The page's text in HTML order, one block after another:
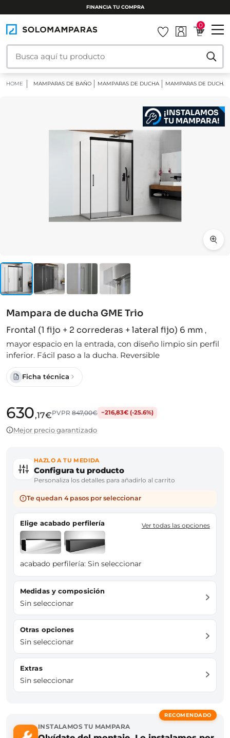
FINANCIA TU COMPRA
0
HOME MAMPARAS DE BAÑO MAMPARAS DE DUCHA MAMPARAS DE DUCHA
¡INSTALAMOS
TU MAMPARA!
Mampara de ducha GME Trio
Frontal (1 fijo + 2 correderas + lateral fijo) 6 mm ,
mayor espacio en la entrada, con diseño limpio sin perfil
inferior. Fácil paso a la ducha. Reversible
Ficha técnica
630,17€PVPR847,00€ −216,83€ (-25.6%)
Mejor precio garantizado
HAZLO A TU MEDIDA
Configura tu producto
Personaliza los detalles para añadirlo al carrito
Te quedan 4 pasos por seleccionar
Elige acabado perfilería Ver todas las opciones
acabado perfilería: Sin seleccionar
Medidas y composición
Sin seleccionar
Otras opciones
Sin seleccionar
Extras
Sin seleccionar
RECOMENDADO
INSTALAMOS TU MAMPARA